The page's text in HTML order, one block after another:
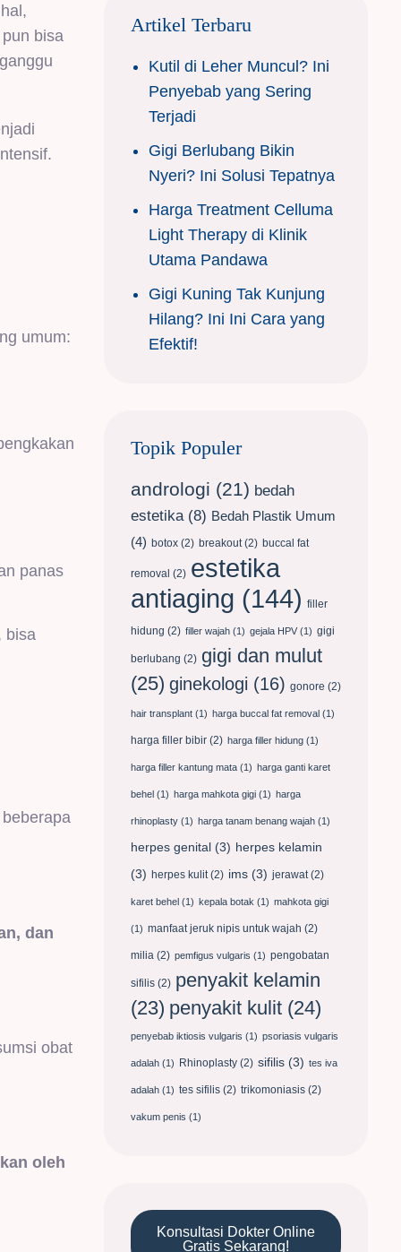
bisa
umum:
panas
bisa
dan
obat
oleh
Artikel Terbaru
Kutil di Leher Muncul? Ini
Penyebab yang Sering
Terjadi
Gigi Berlubang Bikin
Nyeri? Ini Solusi Tepatnya
Harga Treatment Celluma
Light Therapy di Klinik
Utama Pandawa
Gigi Kuning Tak Kunjung
Hilang? Ini Ini Cara yang
Efektif!
Topik Populer
andrologi (21) bedah
estetika (8) Bedah Plastik Umum
(4) botox (2) breakout(2) buccal fat
removal (2) estetika
antiaging (144) filler
hidung (2) filler wajah (1) gejala HPV (1) gigi
berlubang (2) gigi dan mulut
(25) ginekologi (16) gonore (2)
hair transplant (1) harga buccal fat removal (1)
harga filler bibir (2) harga filler hidung (1)
harga filler kantung mata (1) harga ganti karet
behel (1) harga mahkota gigi (1) harga
rhinoplasty (1) harga tanam benang wajah (1)
herpes genital (3) herpes kelamin
(3) herpes kulit(2) ims (3) jerawat(2)
karet behel (1) kepala botak (1) mahkota gigi
(1) manfaat jeruk nipis untuk wajah (2)
milia (2) pemfigus vulgaris (1) pengobatan
sifilis (2) penyakit kelamin
(23) penyakit kulit (24)
penyebab iktiosis vulgaris (1) psoriasis vulgaris
adalah (1) Rhinoplasty (2) sifilis (3) tes iva
adalah (1) tes sifilis (2) trikomoniasis (2)
vakum penis (1)
Konsultasi Dokter Online
Gratis Sekarang!